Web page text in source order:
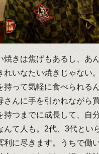
焼きは焦げもあるし、あ
れいなたい焼きじゃない
持って気軽に食べられる
さんに手を引かれながら
持つまでに成長して、自
んて人も。2代、3代とい
利に尽きます。うちで働